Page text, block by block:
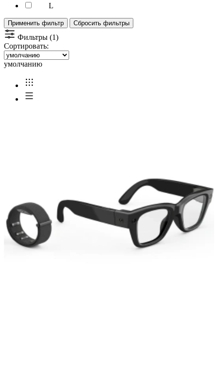
L
Применить фильтр Сбросить фильтры
Фильтры (1)
Сортировать:
умолчанию